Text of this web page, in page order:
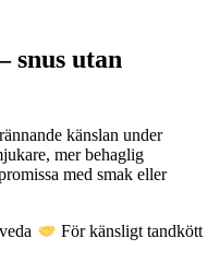
snus utan
känslan under
mer behaglig
med smak eller
För känsligt tandkött